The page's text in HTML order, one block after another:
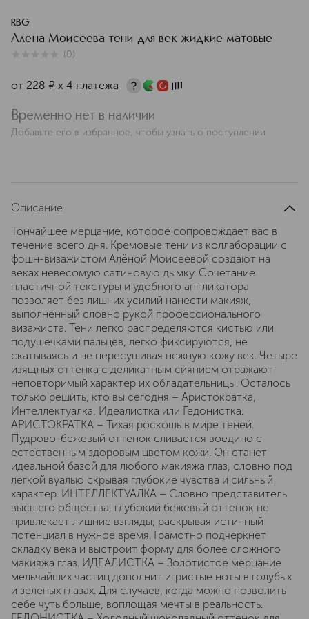
RBG
Алена Моисеева тени для век жидкие матовые
(0)
от 228 ¤ х 4 платежа
Временно нет в наличии
Добавьте его в избранное, чтобы узнать о поступлении
Описание
Тончайшее мерцание, которое сопровождает вас в
течение всего дня. Кремовые тени из коллаборации с
фэшн-визажистом Алёной Моисеевой создают на
веках невесомую сатиновую дымку. Сочетание
пластичной текстуры и удобного аппликатора
позволяет без лишних усилий нанести макияж,
выполненный словно рукой профессионального
визажиста. Тени легко распределяются кистью или
подушечками пальцев, легко фиксируются, не
скатываясь и не пересушивая нежную кожу век. Четыре
изящных оттенка с деликатным сиянием отражают
неповторимый характер их обладательницы. Осталось
только решить, кто вы сегодня – Аристократка,
Интеллектуалка, Идеалистка или Гедонистка.
АРИСТОКРАТКА – Тихая роскошь в мире теней.
Пудрово-бежевый оттенок сливается воедино с
естественным здоровым цветом кожи. Он станет
идеальной базой для любого макияжа глаз, словно под
легкой вуалью скрывая глубокие чувства и сильный
характер. ИНТЕЛЛЕКТУАЛКА – Словно представитель
высшего общества, глубокий бежевый оттенок не
привлекает лишние взгляды, раскрывая истинный
потенциал в нужное время. Грамотно подчеркнет
складку века и выстроит форму для более сложного
макияжа глаз. ИДЕАЛИСТКА – Золотистое мерцание
мельчайших частиц дополнит игристые ноты в голубых
и зеленых глазах. Для случаев, когда можно позволить
себе чуть больше, воплощая мечты в реальность.